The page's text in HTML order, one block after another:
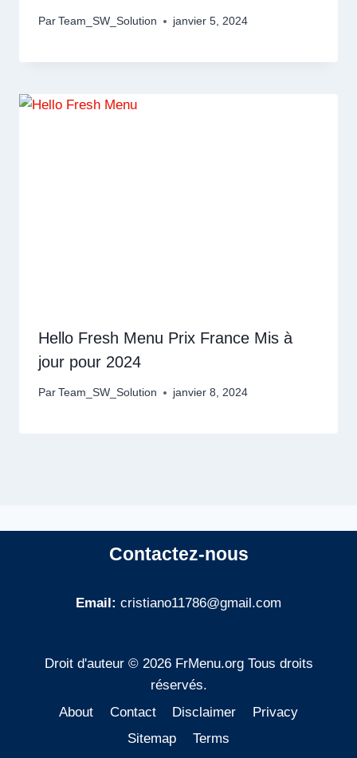
Par Team_SW_Solution janvier 5, 2024
Hello Fresh Menu Prix France Mis à
jour pour 2024
Par Team_SW_Solution janvier 8, 2024
Contactez-nous
Email: cristiano11786@gmail.com
Droit d'auteur © 2026 FrMenu.org Tous droits
réservés.
About
Contact Disclaimer
Privacy
Sitemap
Terms